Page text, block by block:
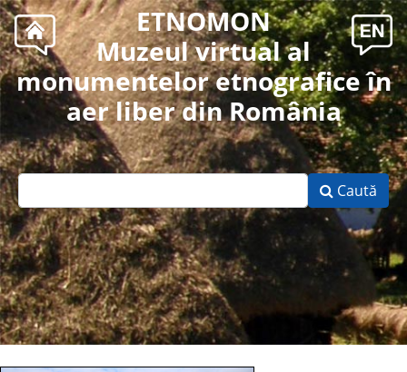
ETNOMON
Muzeul virtual al
monumentelor etnografice în
aer liber din România
Caută